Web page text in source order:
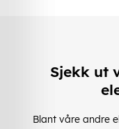
Sjekk ut
Blant våre andre